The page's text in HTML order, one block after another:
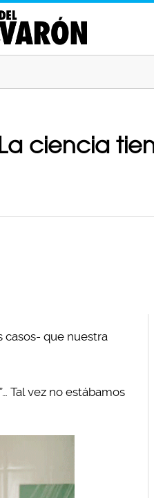
ciencia
casos- que nuestra
Tal vez no estábamos